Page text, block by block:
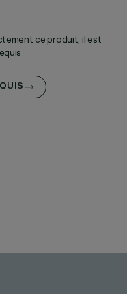
ce produit, il est